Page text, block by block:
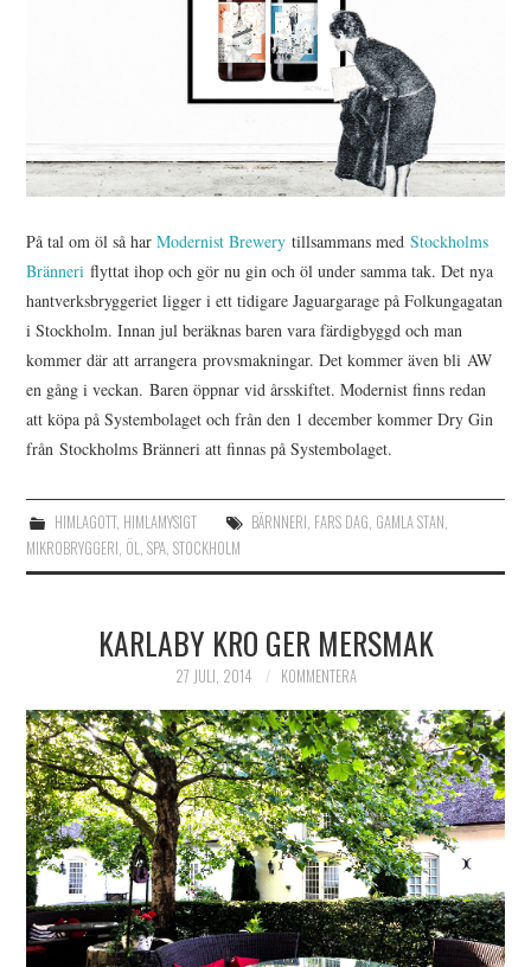
På tal om öl så harModernist Brewery tillsammans medStockholms
Bränneri flyttat ihop och gör nu gin och öl under samma tak. Det nya
hantverksbryggeriet ligger i ett tidigare Jaguargarage på Folkungagatan
i Stockholm. Innan jul beräknas baren vara färdigbyggd och man
kommer där att arrangera provsmakningar. Det kommer även bli AW
en gång i veckan. Baren öppnar vid årsskiftet. Modernist finns redan
att köpa på Systembolaget och från den 1 december kommer Dry Gin
från Stockholms Bränneri att finnas på Systembolaget.
HIMLAGOTT, HIMLAMYSIGT BÄRNNERI FARS DAG GAMLA STAN
MIKROBRYGGERI ÖL ,SPA ,STOCKHOLM
KARLABY KRO GER MERSMAK
27 JULI, 2014 KOMMENTERA